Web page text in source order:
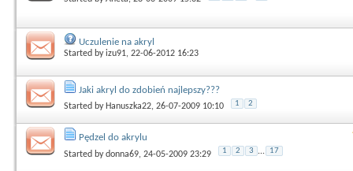
Uczulenie na akryl
Started byizu91, 22-06-2012 16:23
Jaki akryl do zdobień najlepszy???
Started by Hanuszka22, 26-07-2009 10:10 1 2
Pędzel do akrylu
Started bydonna69, 24-05-2009 23:29 1 2 3 ... 17